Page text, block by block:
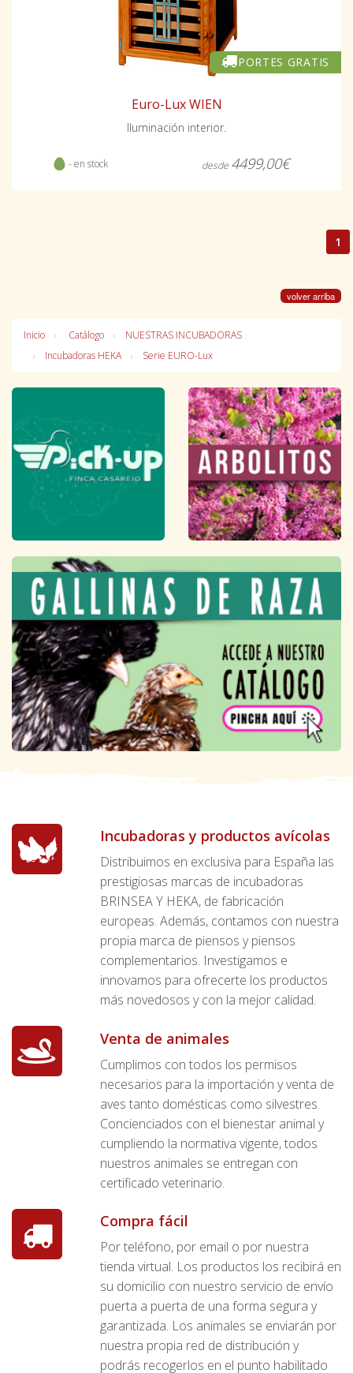
PORTES GRATIS
Euro-Lux WIEN
Iluminación interior.
- en stock desde 4499,00€
1
volver arriba
Inicio Catálogo
NUESTRAS INCUBADORAS
Incubadoras HEKA
Serie EURO-Lux
Incubadoras y productos avícolas
Distribuimos en exclusiva para España las
prestigiosas marcas de incubadoras
BRINSEA Y HEKA, de fabricación
europeas. Además, contamos con nuestra
propia marca de piensos y piensos
complementarios. Investigamos e
innovamos para ofrecerte los productos
más novedosos y con la mejor calidad.
Venta de animales
Cumplimos con todos los permisos
necesarios para la importación y venta de
aves tanto domésticas como silvestres.
Concienciados con el bienestar animal y
cumpliendo la normativa vigente, todos
nuestros animales se entregan con
certificado veterinario.
Compra fácil
Por teléfono, por email o por nuestra
tienda virtual. Los productos los recibirá en
su domicilio con nuestro servicio de envío
puerta a puerta de una forma segura y
garantizada. Los animales se enviarán por
nuestra propia red de distribución y
podrás recogerlos en el punto habilitado